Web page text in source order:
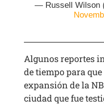
— Russell Wilson
Algunos reportes
de tiempo para
expansión de la
ciudad que fue